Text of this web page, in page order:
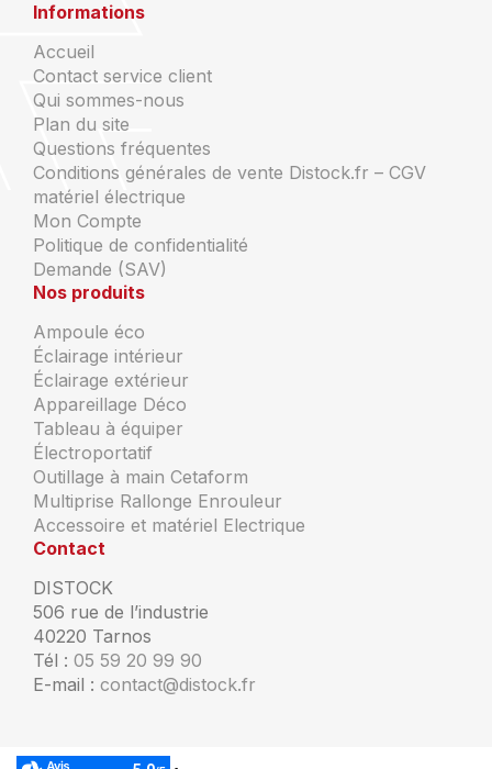
Informations
Accueil
Contact service client
Qui sommes-nous
Plan du site
Questions fréquentes
Conditions générales de vente Distock.fr – CGV
matériel électrique
Mon Compte
Politique de confidentialité
Demande (SAV)
Nos produits
Ampoule éco
Éclairage intérieur
Éclairage extérieur
Appareillage Déco
Tableau à équiper
Électroportatif
Outillage à main Cetaform
Multiprise Rallonge Enrouleur
Accessoire et matériel Electrique
Contact
DISTOCK
506 rue de l’industrie
40220 Tarnos
Tél : 05 59 20 99 90
E-mail : contact@distock.fr